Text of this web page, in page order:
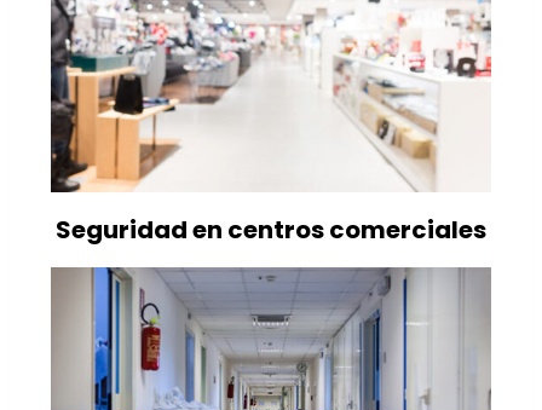
Seguridad en centros comerciales